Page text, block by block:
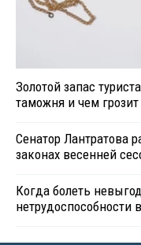
Золотой запас
таможня и чем
Сенатор Лантратова
законах весенней
Когда болеть
нетрудоспособности